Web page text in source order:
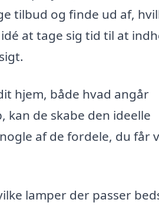
tilbud og finde ud af,
at tage sig tid til at
hjem, både hvad angår
de skabe den ideelle
af de fordele, du får
lamper der passer